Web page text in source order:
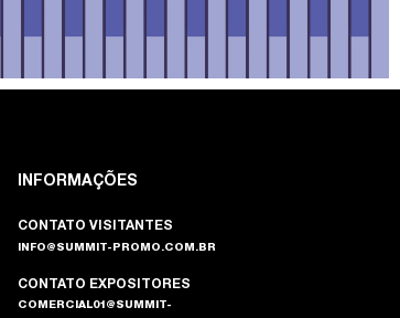
INFORMAÇÕES
CONTATO VISITANTES
INFO@SUMMIT-PROMO.COM.BR
CONTATO EXPOSITORES
COMERCIAL01@SUMMIT-